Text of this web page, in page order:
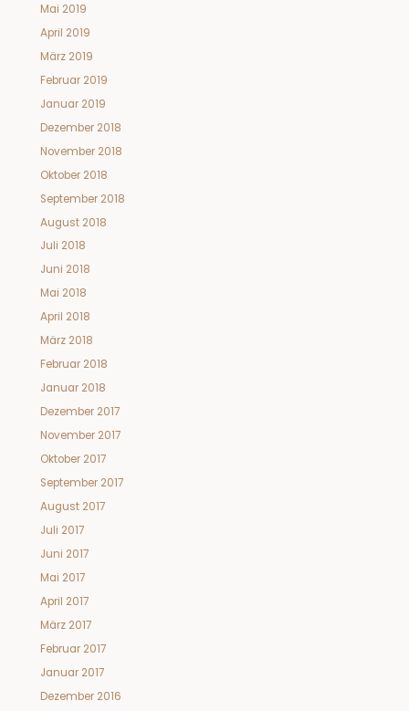
Mai 2019
April 2019
März 2019
Februar 2019
Januar 2019
Dezember 2018
November 2018
Oktober 2018
September 2018
August 2018
Juli 2018
Juni 2018
Mai 2018
April 2018
März 2018
Februar 2018
Januar 2018
Dezember 2017
November 2017
Oktober 2017
September 2017
August 2017
Juli 2017
Juni 2017
Mai 2017
April 2017
März 2017
Februar 2017
Januar 2017
Dezember 2016